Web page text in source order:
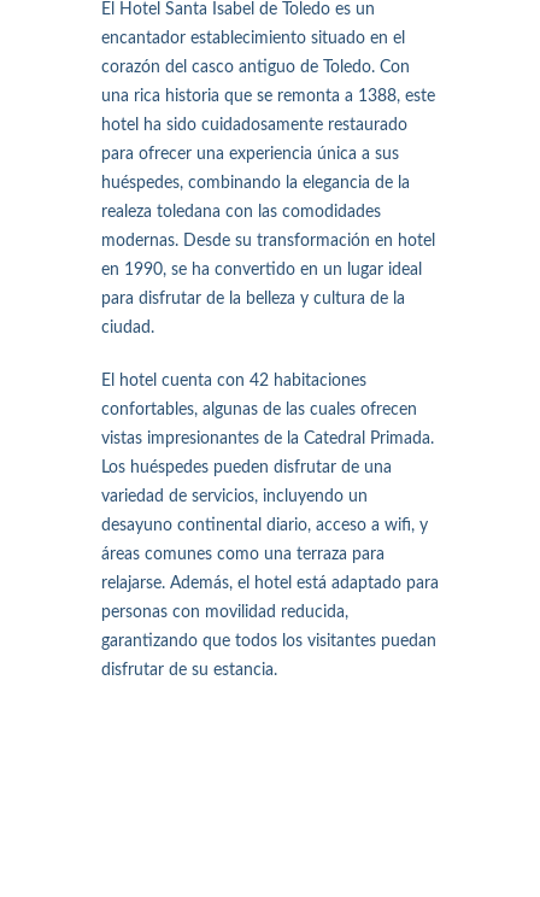
El Hotel Santa Isabel de Toledo es un
encantador establecimiento situado en el
corazón del casco antiguo de Toledo. Con
una rica historia que se remonta a 1388, este
hotel ha sido cuidadosamente restaurado
para ofrecer una experiencia única a sus
huéspedes, combinando la elegancia de la
realeza toledana con las comodidades
modernas. Desde su transformación en hotel
en 1990, se ha convertido en un lugar ideal
para disfrutar de la belleza y cultura de la
ciudad.
El hotel cuenta con 42 habitaciones
confortables, algunas de las cuales ofrecen
vistas impresionantes de la Catedral Primada.
Los huéspedes pueden disfrutar de una
variedad de servicios, incluyendo un
desayuno continental diario, acceso a wifi, y
áreas comunes como una terraza para
relajarse. Además, el hotel está adaptado para
personas con movilidad reducida,
garantizando que todos los visitantes puedan
disfrutar de su estancia.